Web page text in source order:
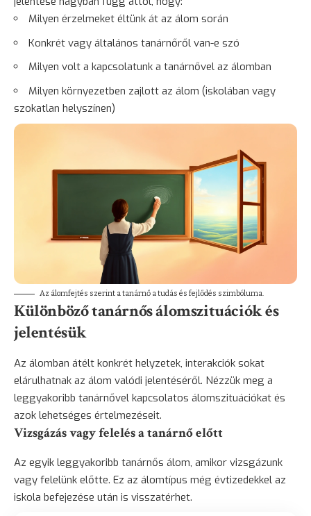
Milyen érzelmeket éltünk át az álom során
Konkrét vagy általános tanárnőről van-e szó
Milyen volt a kapcsolatunk a tanárnővel az álomban
Milyen környezetben zajlott az álom (iskolában vagy
szokatlan helyszínen)
Az álomfejtés szerint a tanárnő a tudás és fejlődés szimbóluma.
Különböző tanárnős álomszituációk és
jelentésük
Az álomban átélt konkrét helyzetek, interakciók sokat
elárulhatnak az álom valódi jelentéséről. Nézzük meg a
leggyakoribb tanárnővel kapcsolatos álomszituációkat és
azok lehetséges értelmezéseit.
Vizsgázás vagy felelés a tanárnő előtt
Az egyik leggyakoribb tanárnős álom, amikor vizsgázunk
vagy felelünk előtte. Ez az álomtípus még évtizedekkel az
iskola befejezése után is visszatérhet.